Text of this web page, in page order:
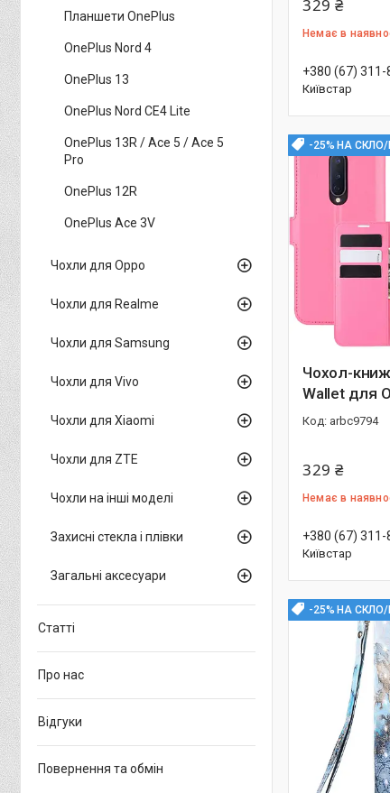
329 ₴
Немає в
+380 (67) 311-
Київстар
-25% НА СКЛО/
Чохол-
Wallet для
arbc9794
329 ₴
Немає в
+380 (67) 311-
Київстар
-25% НА СКЛО/
Планшети OnePlus
OnePlus Nord 4
OnePlus 13
OnePlus Nord CE4 Lite
OnePlus 13R / Ace 5 / Ace 5
Pro
OnePlus 12R
OnePlus Ace 3V
Чохли для Oppo
Чохли для Realme
Чохли для Samsung
Чохли для Vivo
Чохли для Xiaomi
Чохли для ZTE
Чохли на інші моделі
Захисні стекла і плівки
Загальні аксесуари
Статті
Про нас
Відгуки
Повернення та обмін